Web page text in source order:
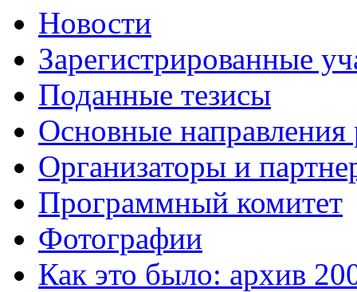
Новости
Зарегистрированные
Поданные тезисы
Основные направления
Организаторы и
Программный комитет
Фотографии
Как это было: архив